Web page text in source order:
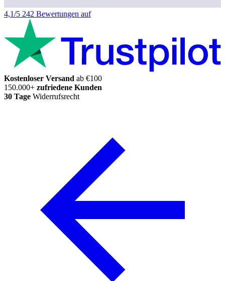
4,1/5 242 Bewertungen auf
Kostenloser Versand ab €100
150.000+ zufriedene Kunden
30 Tage Widerrufsrecht